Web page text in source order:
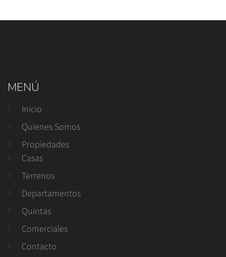
MENÚ
Inicio
Quienes Somos
Propiedades
Casas
Terrenos
Departamentos
Quintas
Comerciales
Contacto